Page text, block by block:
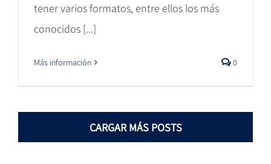
tener varios formatos, entre ellos los más
conocidos [...]
Más información 0
CARGAR MÁS POSTS